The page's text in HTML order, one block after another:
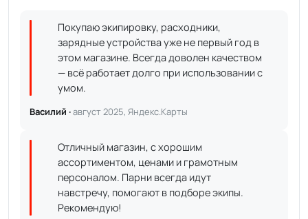
Покупаю экипировку, расходники,
зарядные устройства уже не первый год в
этом магазине. Всегда доволен качеством
— всё работает долго при использовании с
умом.
Василий ·август 2025, Яндекс.Карты
Отличный магазин, с хорошим
ассортиментом, ценами и грамотным
персоналом. Парни всегда идут
навстречу, помогают в подборе экипы.
Рекомендую!